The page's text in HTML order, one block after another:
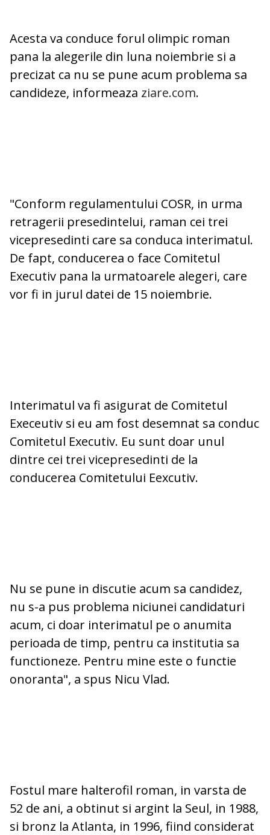
Acesta va conduce forul olimpic roman
pana la alegerile din luna noiembrie si a
precizat ca nu se pune acum problema sa
candideze, informeaza ziare.com.
"Conform regulamentului COSR, in urma
retragerii presedintelui, raman cei trei
vicepresedinti care sa conduca interimatul.
De fapt, conducerea o face Comitetul
Executiv pana la urmatoarele alegeri, care
vor fi in jurul datei de 15 noiembrie.
Interimatul va fi asigurat de Comitetul
Execeutiv si eu am fost desemnat sa conduc
Comitetul Executiv. Eu sunt doar unul
dintre cei trei vicepresedinti de la
conducerea Comitetului Eexcutiv.
Nu se pune in discutie acum sa candidez,
nu s-a pus problema niciunei candidaturi
acum, ci doar interimatul pe o anumita
perioada de timp, pentru ca institutia sa
functioneze. Pentru mine este o functie
onoranta", a spus Nicu Vlad.
Fostul mare halterofil roman, in varsta de
52 de ani, a obtinut si argint la Seul, in 1988,
si bronz la Atlanta, in 1996, fiind considerat